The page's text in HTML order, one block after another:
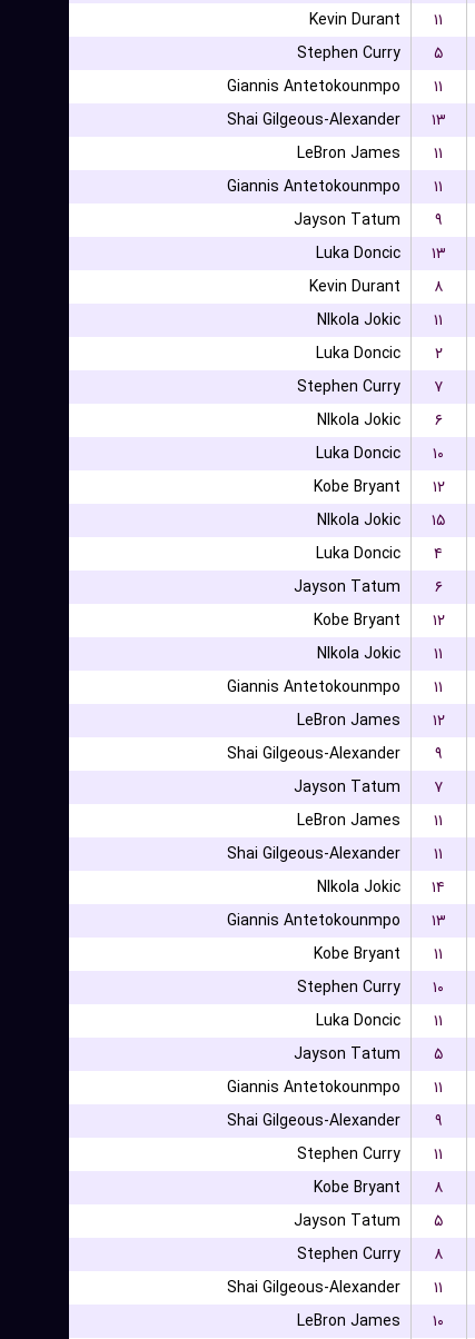
Kevin Durant
۱۱
Stephen Curry
۵
Giannis Antetokounmpo
۱۱
Shai Gilgeous-Alexander
۱۳
LeBron James
۱۱
Giannis Antetokounmpo
۱۱
Jayson Tatum
۹
Luka Doncic
۱۳
Kevin Durant
۸
NIkola Jokic
۱۱
Luka Doncic
۲
Stephen Curry
۷
NIkola Jokic
۶
Luka Doncic
۱۰
Kobe Bryant
۱۲
NIkola Jokic
۱۵
Luka Doncic
۴
Jayson Tatum
۶
Kobe Bryant
۱۲
NIkola Jokic
۱۱
Giannis Antetokounmpo
۱۱
LeBron James
۱۲
Shai Gilgeous-Alexander
۹
Jayson Tatum
۷
LeBron James
۱۱
Shai Gilgeous-Alexander
۱۱
NIkola Jokic
۱۴
Giannis Antetokounmpo
۱۳
Kobe Bryant
۱۱
Stephen Curry
۱۰
Luka Doncic
۱۱
Jayson Tatum
۵
Giannis Antetokounmpo
۱۱
Shai Gilgeous-Alexander
۹
Stephen Curry
۱۱
Kobe Bryant
۸
Jayson Tatum
۵
Stephen Curry
۸
Shai Gilgeous-Alexander
۱۱
LeBron James
۱۰